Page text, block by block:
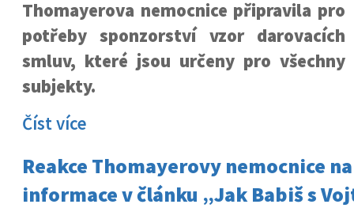
Thomayerova nemocnice připravila pro
potřeby sponzorství vzor darovacích
smluv, které jsou určeny pro všechny
subjekty.
Číst více
Reakce Thomayerovy nemocnice
informace v článku „Jak Babiš s